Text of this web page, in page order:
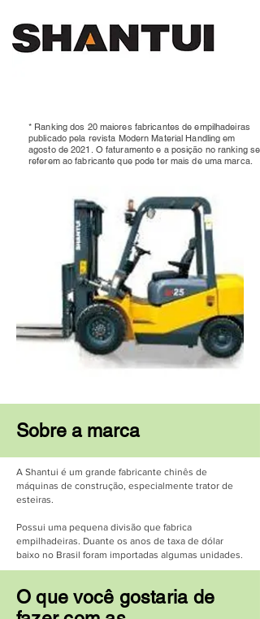
* Ranking dos 20 maiores fabricantes de empilhadeiras
publicado pela revista Modern Material Handling em
agosto de 2021. O faturamento e a posição no ranking se
referem ao fabricante que pode ter mais de uma marca.
Sobre a marca
A Shantui é um grande fabricante chinês de
máquinas de construção, especialmente trator de
esteiras.
Possui uma pequena divisão que fabrica
empilhadeiras. Duante os anos de taxa de dólar
baixo no Brasil foram importadas algumas unidades.
O que você gostaria de